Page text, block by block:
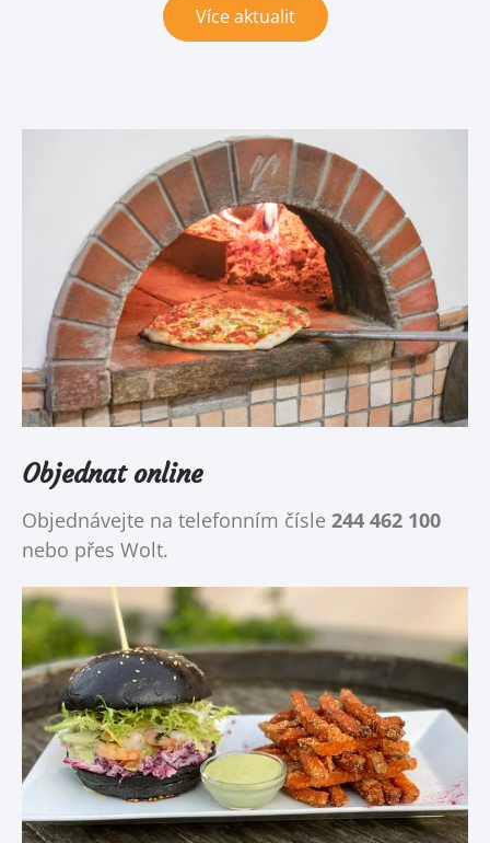
Více aktualit
Objednat online
Objednávejte na telefonním čísle 244 462 100
nebo přes Wolt.